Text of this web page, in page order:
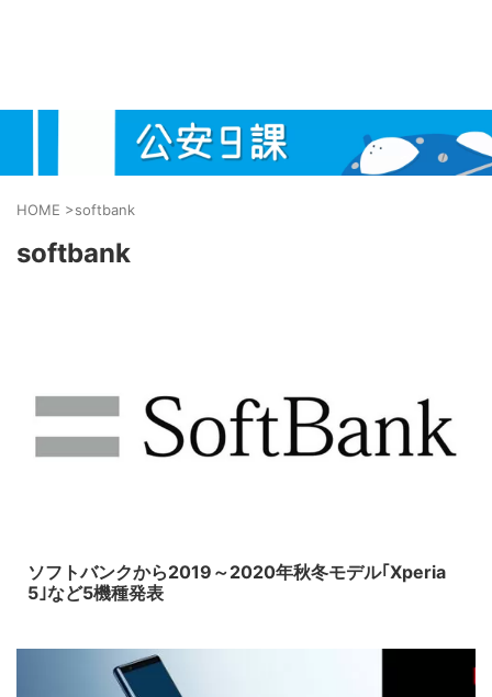
HOME >softbank
softbank
ソフトバンクから2019～2020年秋冬モデル｢Xperia
5｣など5機種発表